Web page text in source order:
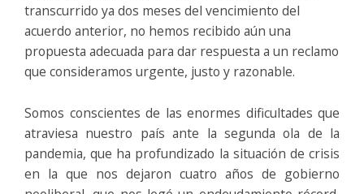
transcurrido ya dos meses del vencimiento del
acuerdo anterior, no hemos recibido aún una
propuesta adecuada para dar respuesta a un reclamo
que consideramos urgente, justo y razonable.
Somos conscientes de las enormes dificultades que
atraviesa nuestro país ante la segunda ola de la
pandemia, que ha profundizado la situación de crisis
en la que nos dejaron cuatro años de gobierno